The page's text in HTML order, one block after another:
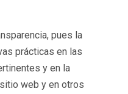
pues la
prácticas en las
y en la
web y en otros